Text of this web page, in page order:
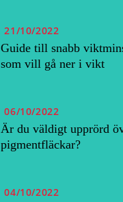
21/10/2022
Guide till snabb
som vill gå ner i vikt
06/10/2022
Är du väldigt upprörd
pigmentfläckar?
04/10/2022